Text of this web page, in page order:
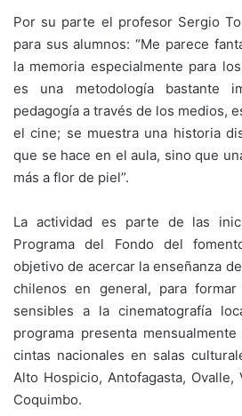
Por su parte el profesor Sergio
para sus alumnos: “Me parece
la memoria especialmente para
es una metodología bastante
pedagogía a través de los medios,
el cine; se muestra una historia
que se hace en el aula, sino que
más a flor de piel”.
La actividad es parte de las
Programa del Fondo del
objetivo de acercar la enseñanza
chilenos en general, para formar
sensibles a la cinematografía
programa presenta
cintas nacionales en salas
Alto Hospicio, Antofagasta,
Coquimbo.